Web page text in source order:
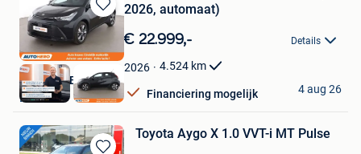
Bewaren
in
Mijn
Favorieten
2026, automaat)
€ 22.999,- Details
2026 4.524 km
Financiering mogelijk
Autohero België
Brussel
4 aug 26
Toyota Aygo X 1.0 VVT-i MT Pulse